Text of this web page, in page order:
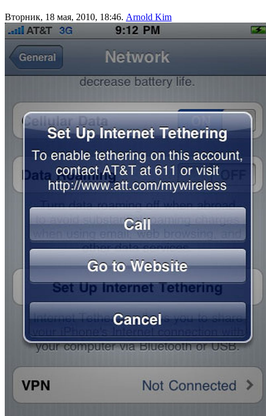
Вторник, 18 мая, 2010, 18:46. Arnold Kim